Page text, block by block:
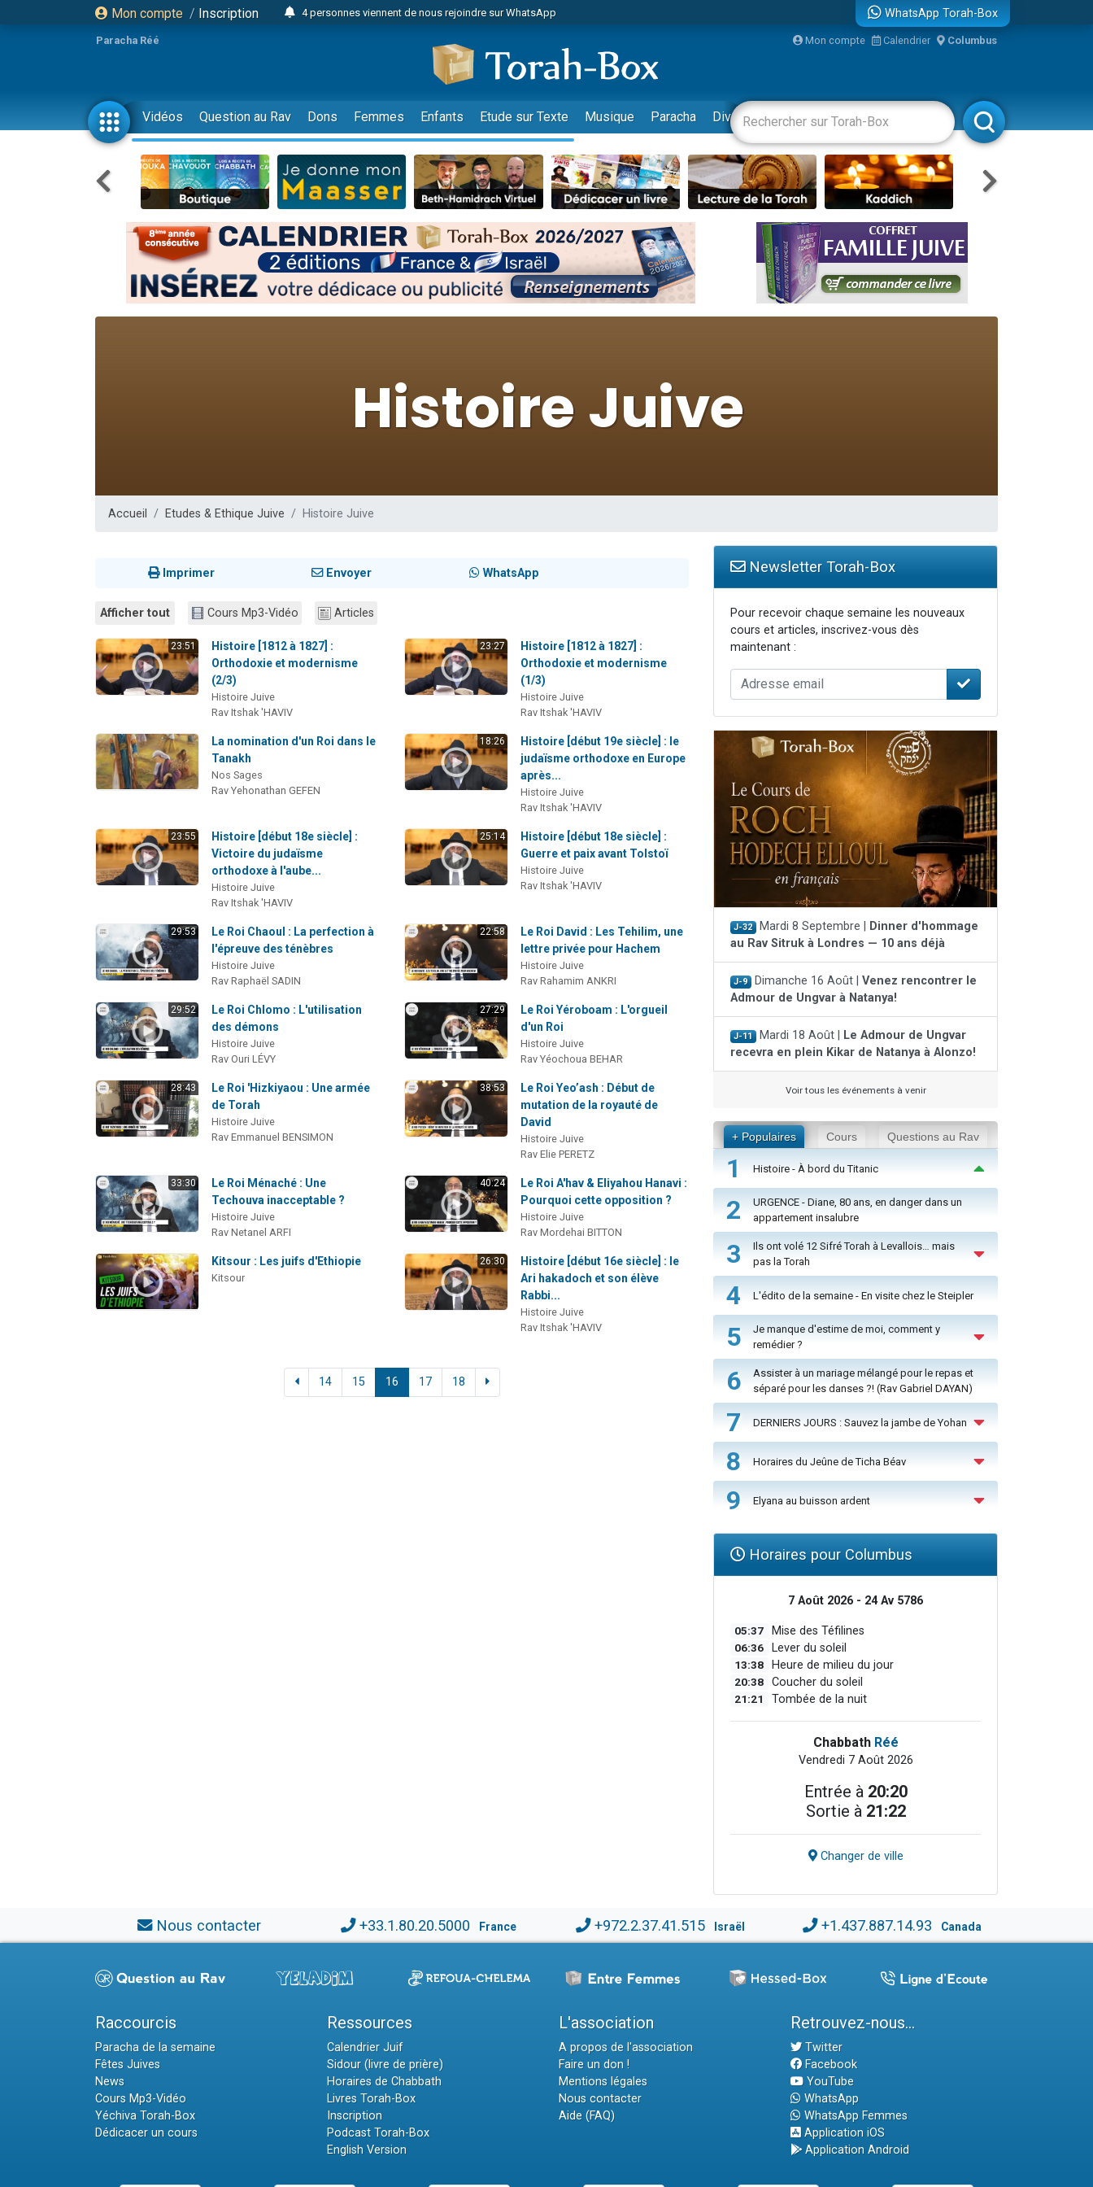
Mon compte / Inscription
4 personnes viennent de nous rejoindre sur WhatsApp
Odaya vient de donner son Maasser
3 personnes viennent de faire un don pour 5 jours de vacances aux Orphelins
3 personnes viennent de faire un don pour Diane, 80 ans, dans un appartement insalubre
13 personnes viennent de demander une bénédiction
2 personnes viennent de nous rejoindre sur WhatsApp
30 personnes viennent de faire un don pour Sauvez la jambe de Yohan
Il reste 49 places pour étudier en groupe sur Zoom
12 nouvelles musiques dans Torah-Box Music
3 personnes viennent de nous rejoindre sur WhatsApp
2 personnes viennent de nous rejoindre sur WhatsApp
3 personnes viennent de nous rejoindre sur WhatsApp
61 personnes viennent de demander une bénédiction
Ariel vient de donner son Maasser
WhatsApp Torah-Box
Paracha Réé Mon compte Calendrier Columbus
Vidéos Question au Rav Dons Femmes Enfants Etude sur Texte Musique Paracha Divertissements Livres Rabbanim
Accueil Etudes & Ethique Juive Histoire Juive
Imprimer Envoyer WhatsApp
Afficher tout Cours Mp3-Vidéo Articles
23:51
Histoire [1812 à 1827] :
Orthodoxie et modernisme
(2/3)
Histoire Juive
Rav Itshak 'HAVIV
23:27
Histoire [1812 à 1827] :
Orthodoxie et modernisme
(1/3)
Histoire Juive
Rav Itshak 'HAVIV
La nomination d'un Roi dans le
Tanakh
Nos Sages
Rav Yehonathan GEFEN
18:26
Histoire [début 19e siècle] : le
judaïsme orthodoxe en Europe
après...
Histoire Juive
Rav Itshak 'HAVIV
23:55
Histoire [début 18e siècle] :
Victoire du judaïsme
orthodoxe à l'aube...
Histoire Juive
Rav Itshak 'HAVIV
25:14
Histoire [début 18e siècle] :
Guerre et paix avant Tolstoï
Histoire Juive
Rav Itshak 'HAVIV
29:53
Le Roi Chaoul : La perfection à
l'épreuve des ténèbres
Histoire Juive
Rav Raphaël SADIN
22:58
Le Roi David : Les Tehilim, une
lettre privée pour Hachem
Histoire Juive
Rav Rahamim ANKRI
29:52
Le Roi Chlomo : L'utilisation
des démons
Histoire Juive
Rav Ouri LÉVY
27:29
Le Roi Yéroboam : L'orgueil
d'un Roi
Histoire Juive
Rav Yéochoua BEHAR
28:43
Le Roi 'Hizkiyaou : Une armée
de Torah
Histoire Juive
Rav Emmanuel BENSIMON
38:53
Le Roi Yeo’ash : Début de
mutation de la royauté de
David
Histoire Juive
Rav Elie PERETZ
33:30
Le Roi Ménaché : Une
Techouva inacceptable ?
Histoire Juive
Rav Netanel ARFI
40:24
Le Roi A'hav & Eliyahou Hanavi :
Pourquoi cette opposition ?
Histoire Juive
Rav Mordehai BITTON
Kitsour : Les juifs d'Ethiopie
Kitsour
26:30
Histoire [début 16e siècle] : le
Ari hakadoch et son élève
Rabbi...
Histoire Juive
Rav Itshak 'HAVIV
14 15 16 17 18
Newsletter Torah-Box
Pour recevoir chaque semaine les nouveaux
cours et articles, inscrivez-vous dès
maintenant :
J-32 Mardi 8 Septembre |
Dinner d'hommage
au Rav Sitruk à Londres — 10 ans déjà
J-9 Dimanche 16 Août | Venez rencontrer le
Admour de Ungvar à Natanya!
J-11 Mardi 18 Août |
Le Admour de Ungvar
recevra en plein Kikar de Natanya à Alonzo!
Voir tous les événements à venir
+ Populaires Cours Questions au Rav
1 Histoire - À bord du Titanic
2
URGENCE - Diane, 80 ans, en danger dans un
appartement insalubre
3
Ils ont volé 12 Sifré Torah à Levallois… mais
pas la Torah
4 L'édito de la semaine - En visite chez le Steipler
5
Je manque d'estime de moi, comment y
remédier ?
6
Assister à un mariage mélangé pour le repas et
séparé pour les danses ?! (Rav Gabriel DAYAN)
7 DERNIERS JOURS : Sauvez la jambe de Yohan
8 Horaires du Jeûne de Ticha Béav
9 Elyana au buisson ardent
Horaires pour Columbus
7 Août 2026 - 24 Av 5786
05:37 Mise des Téfilines
06:36 Lever du soleil
13:38 Heure de milieu du jour
20:38 Coucher du soleil
21:21 Tombée de la nuit
Chabbath Réé
Vendredi 7 Août 2026
Entrée à 20:20
Sortie à 21:22
Changer de ville
Nous contacter +33.1.80.20.5000 France +972.2.37.41.515 Israël +1.437.887.14.93 Canada
Raccourcis
Paracha de la semaine
Fêtes Juives
News
Cours Mp3-Vidéo
Yéchiva Torah-Box
Dédicacer un cours
Ressources
Calendrier Juif
Sidour (livre de prière)
Horaires de Chabbath
Livres Torah-Box
Inscription
Podcast Torah-Box
English Version
L'association
A propos de l'association
Faire un don !
Mentions légales
Nous contacter
Aide (FAQ)
Retrouvez-nous...
Twitter
Facebook
YouTube
WhatsApp
WhatsApp Femmes
Application iOS
Application Android